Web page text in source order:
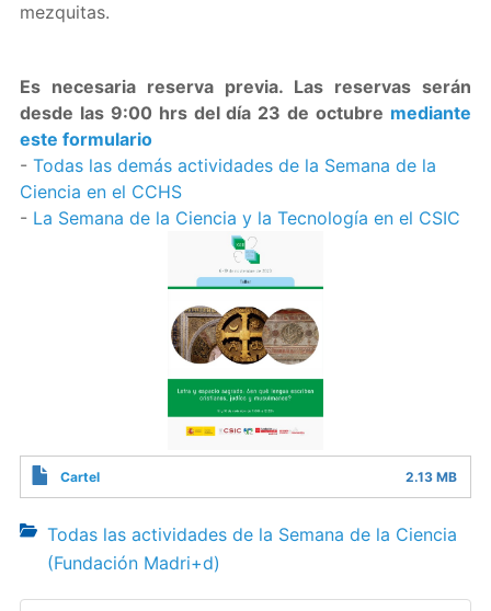
mezquitas.
Es necesaria reserva previa. Las reservas serán
desde las 9:00 hrs del día 23 de octubre mediante
este formulario
- Todas las demás actividades de la Semana de la
Ciencia en el CCHS
- La Semana de la Ciencia y la Tecnología en el CSIC
Cartel 2.13 MB
Todas las actividades de la Semana de la Ciencia
(Fundación Madri+d)